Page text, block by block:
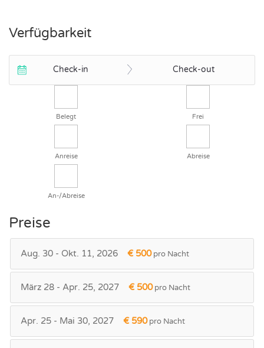
Verfügbarkeit
Check-in Check-out
Belegt Frei
Anreise Abreise
An-/Abreise
Preise
Aug. 30 - Okt. 11, 2026 € 500pro Nacht
März 28 - Apr. 25, 2027 € 500pro Nacht
Apr. 25 - Mai 30, 2027 € 590pro Nacht